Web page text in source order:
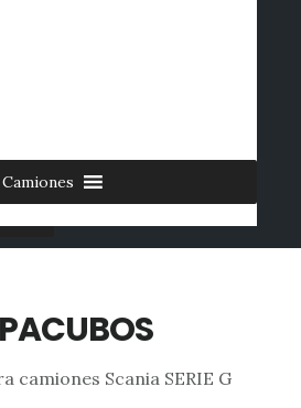
Camiones
camiones Scania SERIE G